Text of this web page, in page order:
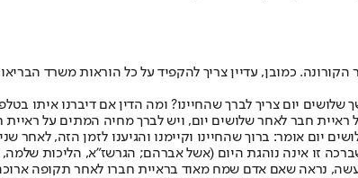
כמובן, עדיין צריך להקפיד על כל הוראות משרד
יום צריך לברך שהחיינו? ומה הדין אם דיברנו איתו
ראיית חבר לאחר שלושים יום, ויש לברך מחיה המתים על
יום אומר: ברוך שהחיינו וקיימנו והגיענו לזמן הזה,
זו אינה נוהגת היום (אשל אברהם; הגרשז"א, הליכות
נראה שאם אדם שמח מאוד בראיית חברו לאחר תקופה